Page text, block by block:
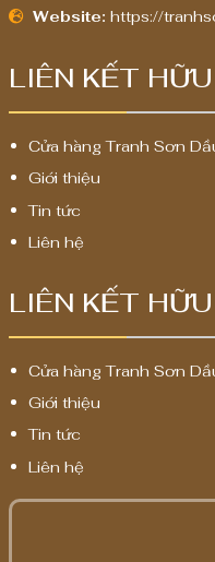
Website: https://
LIÊN KẾT
Cửa hàng Tranh Sơn
Giới thiệu
Tin tức
Liên hệ
LIÊN KẾT
Cửa hàng Tranh Sơn
Giới thiệu
Tin tức
Liên hệ